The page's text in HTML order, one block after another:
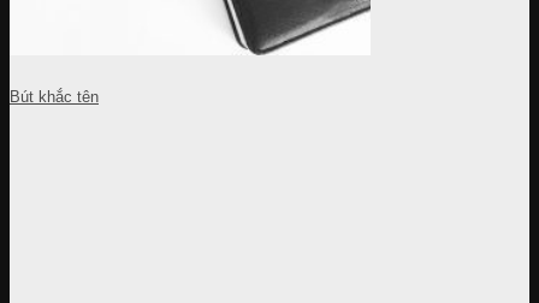
Bút khắc tên